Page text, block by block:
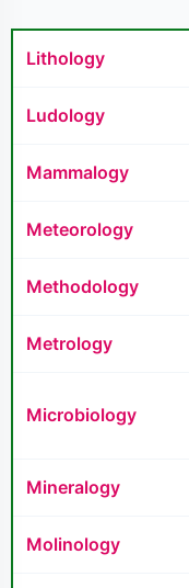
Lithology
Ludology
Mammalogy
Meteorology
Methodology
Metrology
Microbiology
Mineralogy
Molinology